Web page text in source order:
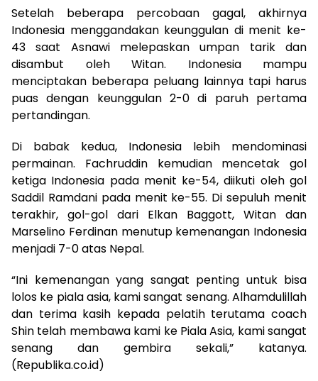
Setelah beberapa percobaan gagal, akhirnya
Indonesia menggandakan keunggulan di menit ke-
43 saat Asnawi melepaskan umpan tarik dan
disambut oleh Witan. Indonesia mampu
menciptakan beberapa peluang lainnya tapi harus
puas dengan keunggulan 2-0 di paruh pertama
pertandingan.
Di babak kedua, Indonesia lebih mendominasi
permainan. Fachruddin kemudian mencetak gol
ketiga Indonesia pada menit ke-54, diikuti oleh gol
Saddil Ramdani pada menit ke-55. Di sepuluh menit
terakhir, gol-gol dari Elkan Baggott, Witan dan
Marselino Ferdinan menutup kemenangan Indonesia
menjadi 7-0 atas Nepal.
“Ini kemenangan yang sangat penting untuk bisa
lolos ke piala asia, kami sangat senang. Alhamdulillah
dan terima kasih kepada pelatih terutama coach
Shin telah membawa kami ke Piala Asia, kami sangat
senang dan gembira sekali,” katanya.
(Republika.co.id)